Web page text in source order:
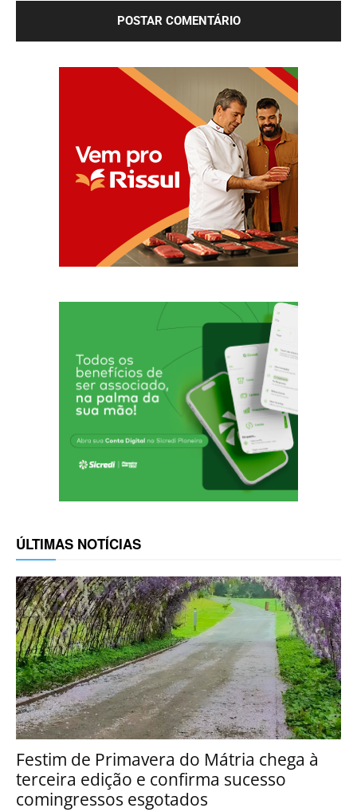
ÚLTIMAS NOTÍCIAS
Festim de Primavera do Mátria chega à
terceira edição e confirma sucesso
comingressos esgotados